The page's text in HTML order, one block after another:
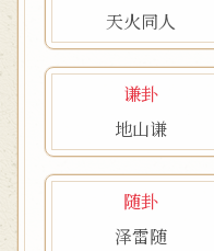
天火同人
谦卦
地山谦
随卦
泽雷随